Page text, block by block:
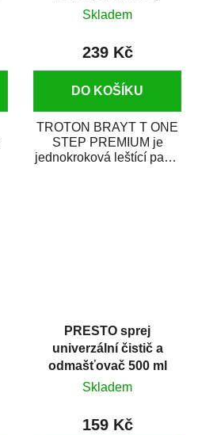
Skladem
239 Kč
DO KOŠÍKU
TROTON BRAYT T ONE
STEP PREMIUM je
jednokroková leštící pasta
PRESTO sprej
univerzální čistič a
odmašťovač 500 ml
Skladem
159 Kč